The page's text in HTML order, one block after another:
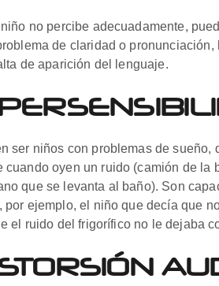
no percibe adecuadamente,
de claridad o
de aparición del lenguaje.
ser niños con problemas de
cuando oyen un ruido (camión de la
que se levanta al baño). Son
por ejemplo, el niño que decía que
el ruido del frigorífico no le dejaba